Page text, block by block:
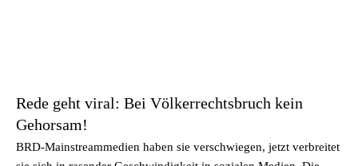
Rede geht viral: Bei Völkerrechtsbruch kein
Gehorsam!
BRD-Mainstreammedien haben sie verschwiegen, jetzt verbreitet